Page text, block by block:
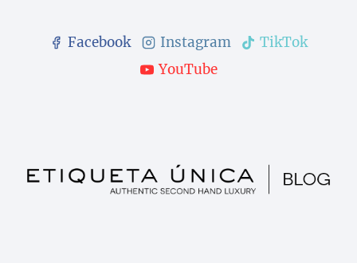
Facebook Instagram
TikTok
YouTube